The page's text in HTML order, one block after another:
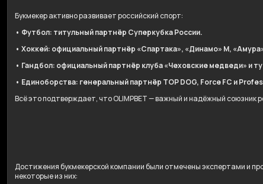
Букмекер активно развивает российский спорт:
• Футбол: титульный партнёр Суперкубка России.
• Хоккей: официальный партнёр «Спартака», «Динамо» М,
• Гандбол: официальный партнёр клуба «Чеховские медведи» и
• Единоборства: генеральный партнёр TOP DOG, Force FC и
Всё это подтверждает, что OLIMPBET — важный и надёжный союзник
Достижения букмекерской компании были отмечены экспертами и
некоторые из них: